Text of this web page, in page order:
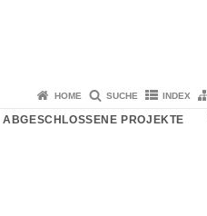
HOME SUCHE INDEX
ABGESCHLOSSENE PROJEKTE